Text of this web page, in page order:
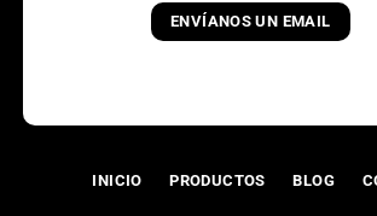
ENVÍANOS UN EMAIL
INICIO PRODUCTOS BLOG